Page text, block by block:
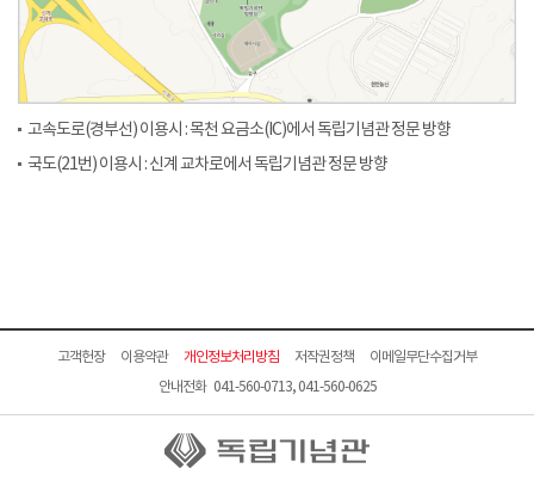
고속도로(경부선) 이용시 : 목천 요금소(IC)에서 독립기념관 정문 방향
국도(21번) 이용시 : 신계 교차로에서 독립기념관 정문 방향
고객헌장 이용약관 개인정보처리방침 저작권정책
이메일무단수집거부
안내전화 041-560-0713, 041-560-0625